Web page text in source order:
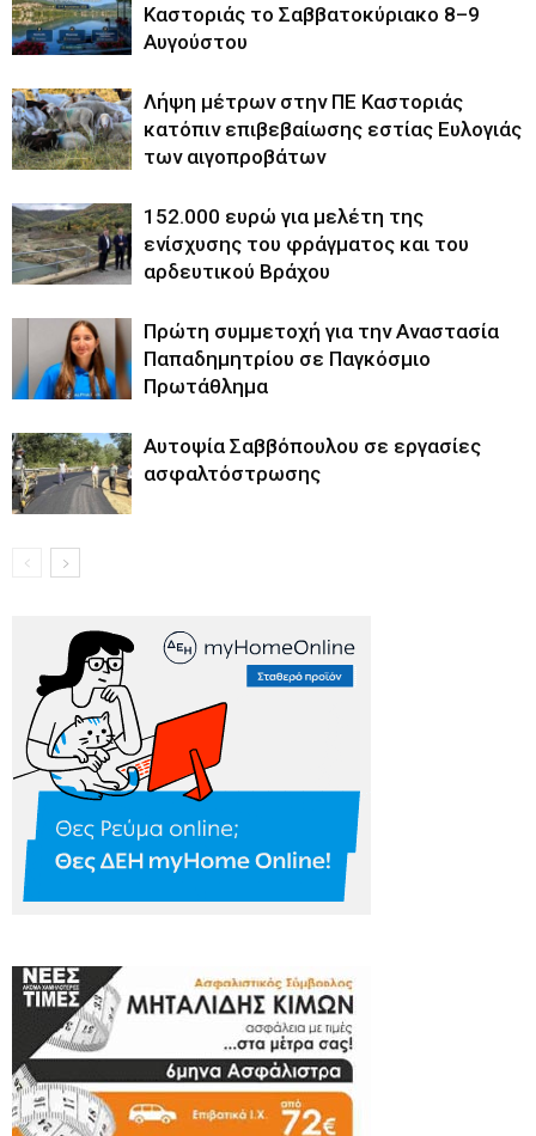
Καστοριάς το Σαββατοκύριακο 8–9
Αυγούστου
Λήψη μέτρων στην ΠΕ Καστοριάς
κατόπιν επιβεβαίωσης εστίας Ευλογιάς
των αιγοπροβάτων
152.000 ευρώ για μελέτη της
ενίσχυσης του φράγματος και του
αρδευτικού Βράχου
Πρώτη συμμετοχή για την Αναστασία
Παπαδημητρίου σε Παγκόσμιο
Πρωτάθλημα
Αυτοψία Σαββόπουλου σε εργασίες
ασφαλτόστρωσης